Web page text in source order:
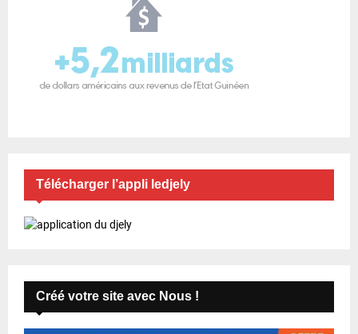
Télécharger l’appli ledjely
Créé votre site avec Nous !